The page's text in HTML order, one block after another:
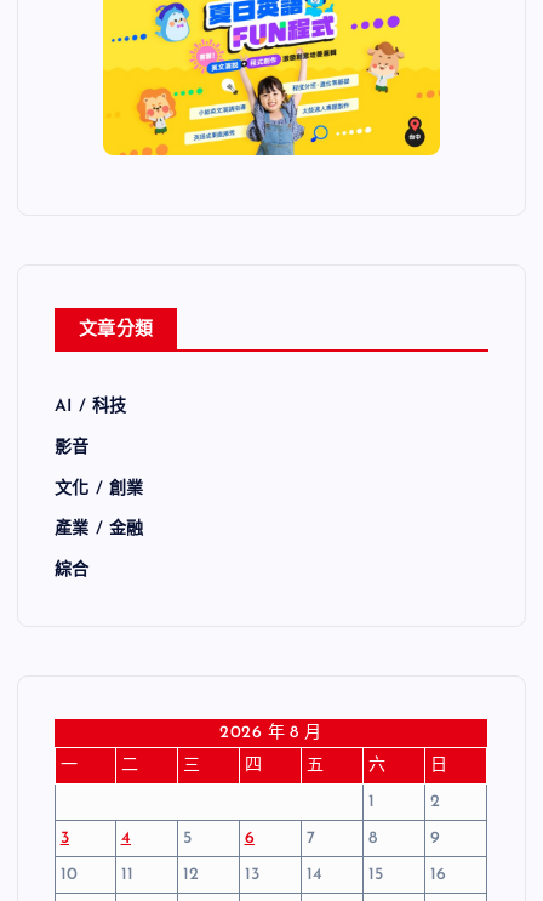
文章分類
AI / 科技
影音
文化 / 創業
產業 / 金融
綜合
2026 年 8 月
一
二 三 四 五 六
日
1
2
3
4 5 6 7 8
9
10
11 12 13 14 15
16